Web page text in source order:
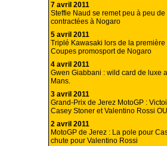
7 avril 2011
Steffie Naud se remet peu à peu
contractées à Nogaro
5 avril 2011
Triplé Kawasaki lors de la
Coupes promosport de Nogaro
4 avril 2011
Gwen Giabbani : wild card de luxe
Mans.
3 avril 2011
Grand-Prix de Jerez MotoGP :
Casey Stoner et Valentino Rossi
2 avril 2011
MotoGP de Jerez : La pole pour
chute pour Valentino Rossi